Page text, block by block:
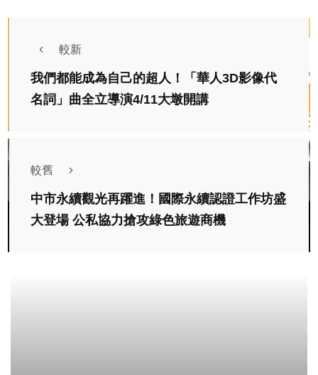
較新
我們都能成為自己的超人！「華人3D影像代
名詞」曲全立導演4/11大墩開講
較舊
中市永續觀光再躍進！國際永續認證工作坊盛
大登場 公私協力搶攻綠色旅遊商機